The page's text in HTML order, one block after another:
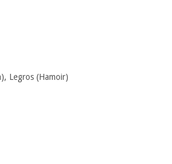
Legros (Hamoir)